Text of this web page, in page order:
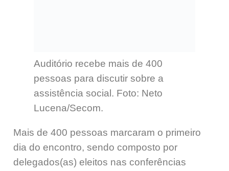
Auditório recebe mais de 400
pessoas para discutir sobre a
assistência social. Foto: Neto
Lucena/Secom.
Mais de 400 pessoas marcaram o primeiro
dia do encontro, sendo composto por
delegados(as) eleitos nas conferências